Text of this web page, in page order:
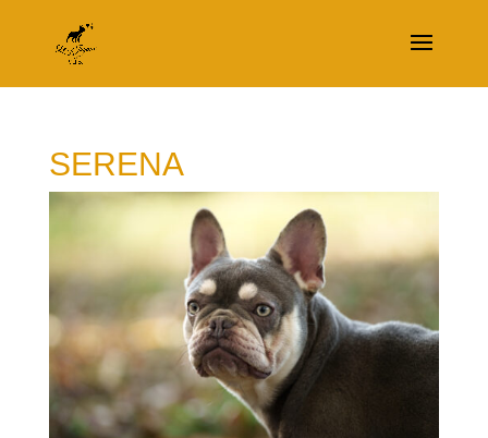
SERENA